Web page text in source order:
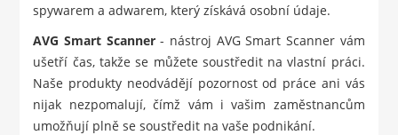
spywarem a adwarem, který získává osobní údaje.
AVG Smart Scanner- nástroj AVG Smart Scanner vám
ušetří čas, takže se můžete soustředit na vlastní práci.
Naše produkty neodvádějí pozornost od práce ani vás
nijak nezpomalují, čímž vám i vašim zaměstnancům
umožňují plně se soustředit na vaše podnikání.